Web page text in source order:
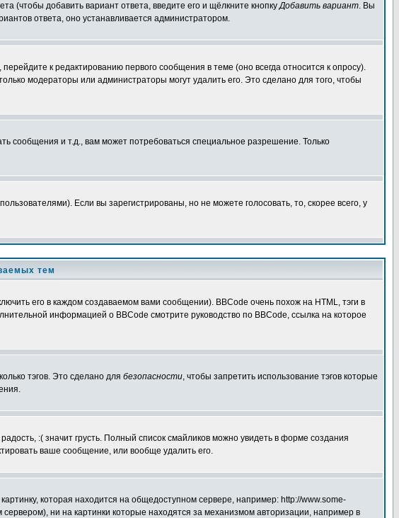
(чтобы добавить вариант ответа, введите его и щёлкните кнопкуДобавить вариант. Вы
ответа, оно устанавливается администратором.
к редактированию первого сообщения в теме (оно всегда относится к опросу).
модераторы или администраторы могут удалить его. Это сделано для того, чтобы
сообщения и т.д., вам может потребоваться специальное разрешение. Только
Если вы зарегистрированы, но не можете голосовать, то, скорее всего, у
тем
его в каждом создаваемом вами сообщении). BBCode очень похож на HTML, тэги в
информацией о BBCode смотрите руководство по BBCode, ссылка на которое
тэгов. Это сделано для безопасности, чтобы запретить использование тэгов которые
:( значит грусть. Полный список смайликов можно увидеть в форме создания
ваше сообщение, или вообще удалить его.
которая находится на общедоступном сервере, например: http://www.some-
ни на картинки которые находятся за механизмом авторизации, например в